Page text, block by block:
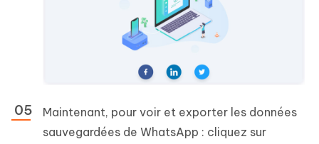
Maintenant, pour voir et exporter les données
sauvegardées de WhatsApp : cliquez sur